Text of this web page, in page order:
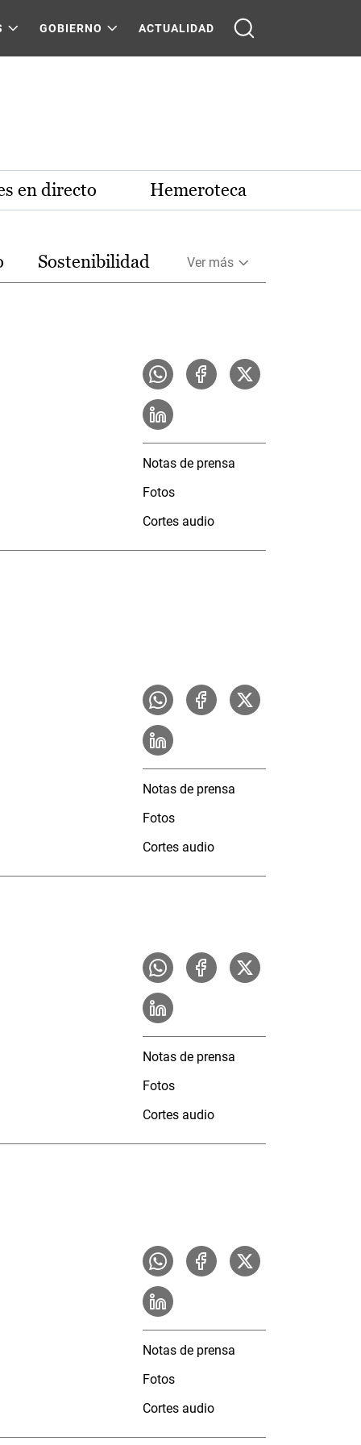
GOBIERNO ACTUALIDAD
en directo Hemeroteca
Sostenibilidad Ver más
Notas de prensa
Fotos
Cortes audio
Notas de prensa
Fotos
Cortes audio
Notas de prensa
Fotos
Cortes audio
Notas de prensa
Fotos
Cortes audio